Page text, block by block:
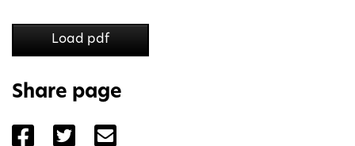
Load pdf
Share page
Share the page with Facebook
Share the page with Twitter